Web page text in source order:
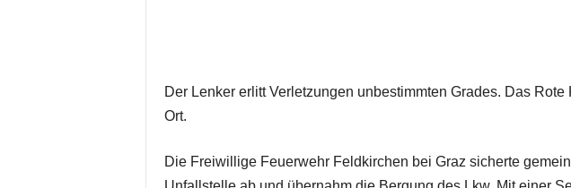
Der Lenker erlitt Verletzungen unbestimmten Grades. Das Rote
Ort.
Die Freiwillige Feuerwehr Feldkirchen bei Graz sicherte